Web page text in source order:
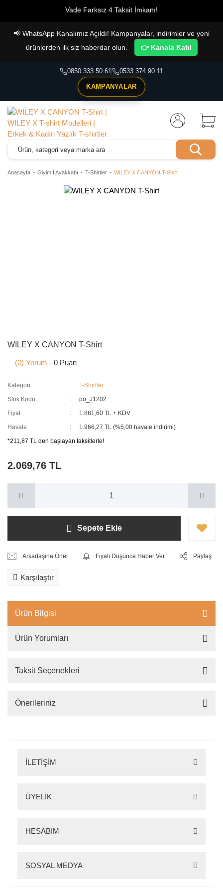
Vade Farksız 4 Taksit İmkanı!
📢 WhatsApp Kanalımız Açıldı! Kampanyalar, indirimler ve yeni
ürünlerden ilk siz haberdar olun.
👉 Kanala Katıl
0850 333 50 61 0533 374 90 11
KAMPANYALAR
Anasayfa Giyim I Ayakkabı T-Shirtler WILEY X CANYON T-Shirt
WILEY X CANYON T-Shirt
(0) Yorum - 0 Puan
Kategori
T-Shirtler
Stok Kodu
po_J1202
Fiyat
1.881,60 TL + KDV
Havale
1.966,27 TL (%5,00 havale indirimi)
*211,87 TL den başlayan taksitlerle!
2.069,76 TL
Sepete Ekle
Arkadaşına Öner Fiyatı Düşünce Haber Ver Paylaş
Karşılaştır
Ürün Bilgisi
Ürün Yorumları
Taksit Seçenekleri
Önerileriniz
İLETİŞİM
ÜYELİK
HESABIM
SOSYAL MEDYA